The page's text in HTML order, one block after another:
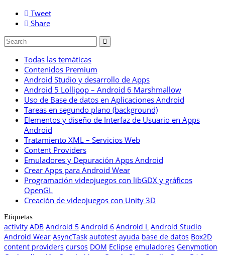
Tweet
Share
Todas las temáticas
Contenidos Premium
Android Studio y desarrollo de Apps
Android 5 Lollipop – Android 6 Marshmallow
Uso de Base de datos en Aplicaciones Android
Tareas en segundo plano (background)
Elementos y diseño de Interfaz de Usuario en Apps
Android
Tratamiento XML – Servicios Web
Content Providers
Emuladores y Depuración Apps Android
Crear Apps para Android Wear
Programación videojuegos con libGDX y gráficos
OpenGL
Creación de videojuegos con Unity 3D
Etiquetas
activity ADB Android 5 Android 6 Android L Android Studio
Android Wear AsyncTask autotest ayuda base de datos Box2D
content providers cursos DOM Eclipse emuladores Genymotion